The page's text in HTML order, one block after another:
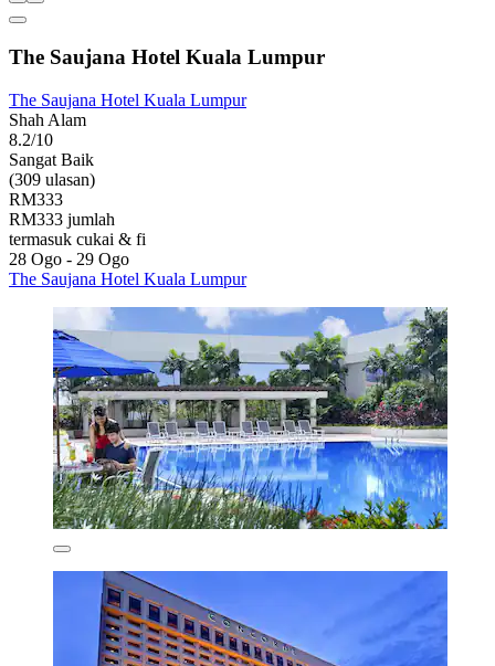
The Saujana Hotel Kuala Lumpur
The Saujana Hotel Kuala Lumpur
Shah Alam
8.2/10
Sangat Baik
(309 ulasan)
RM333
RM333 jumlah
termasuk cukai & fi
28 Ogo - 29 Ogo
The Saujana Hotel Kuala Lumpur